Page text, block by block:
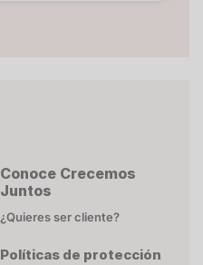
Conoce Crecemos
Juntos
¿Quieres ser cliente?
Políticas de protección